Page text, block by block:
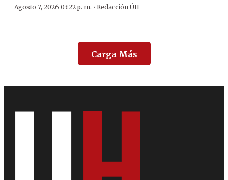
Agosto 7, 2026 03:22 p. m. · Redacción ÚH
Carga Más